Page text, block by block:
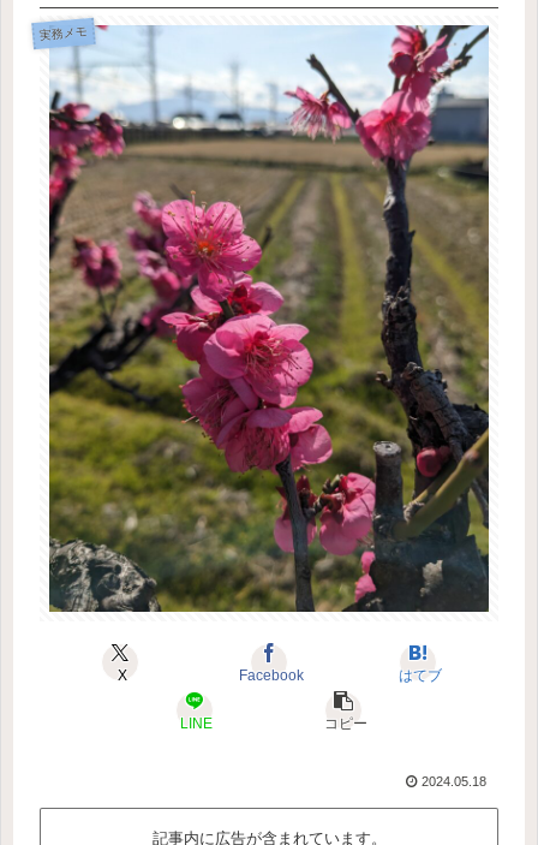
実務メモ
X Facebook はてブ
LINE コピー
2024.05.18
記事内に広告が含まれています。